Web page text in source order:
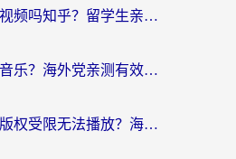
海外可以看搜狐视频吗知乎？留学生亲测有效的回国加速器选择指南
国外怎么用酷我音乐？海外党亲测有效的回国加速方案，附千千音乐中文歌收听指南
爱奇艺当前地区版权受限无法播放？海外党追剧看电影的终极解决方案来了